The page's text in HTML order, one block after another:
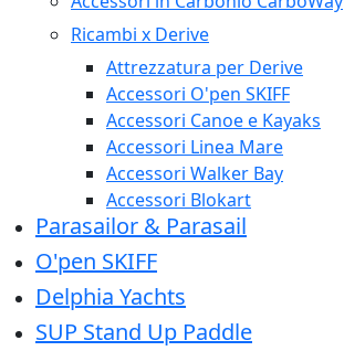
Ricambi x Derive
Attrezzatura per Derive
Accessori O'pen SKIFF
Accessori Canoe e Kayaks
Accessori Linea Mare
Accessori Walker Bay
Accessori Blokart
Parasailor & Parasail
O'pen SKIFF
Delphia Yachts
SUP Stand Up Paddle